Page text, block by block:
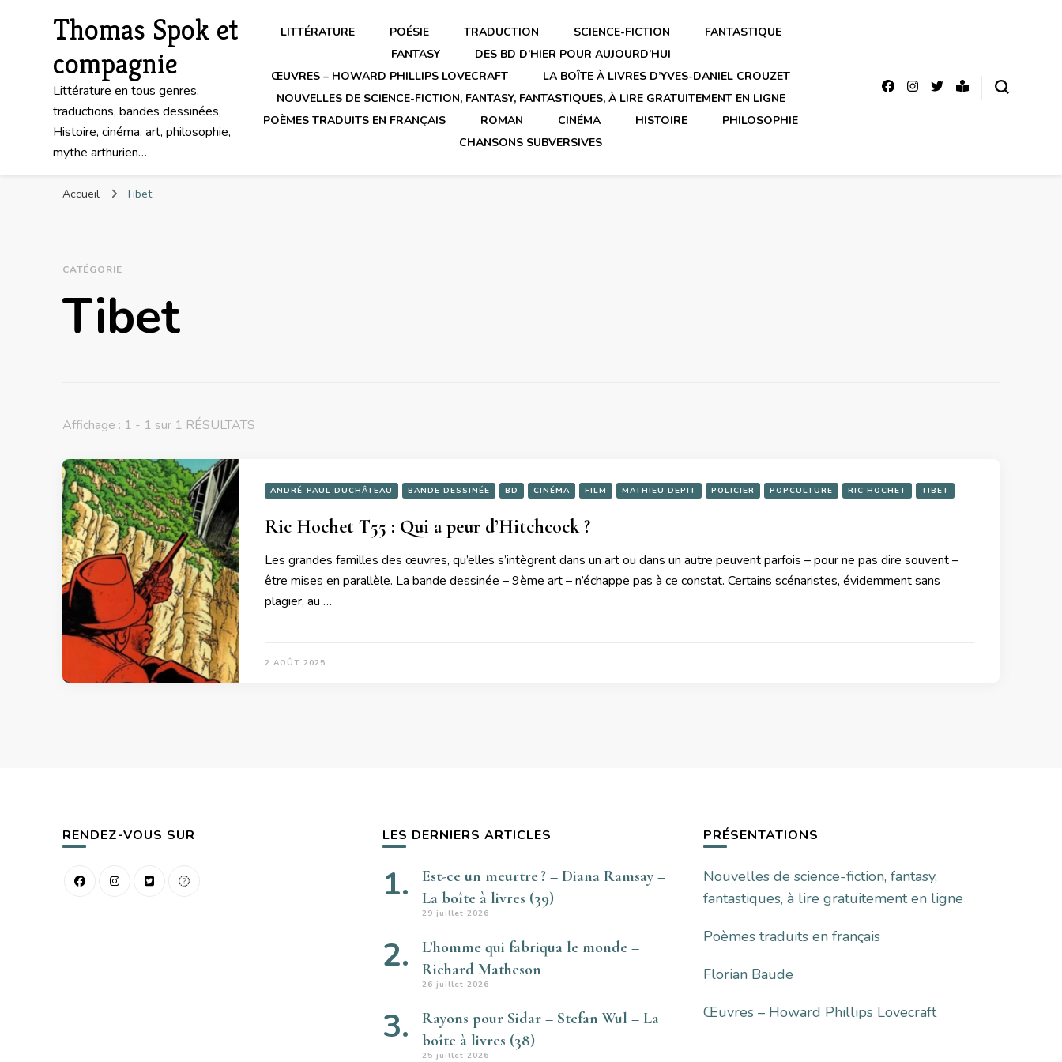
Thomas Spok et
compagnie
Littérature en tous genres,
traductions, bandes dessinées,
Histoire, cinéma, art, philosophie,
mythe arthurien…
LITTÉRATURE POÉSIE TRADUCTION SCIENCE-FICTION
FANTASTIQUE
FANTASY
DES BD D’HIER POUR AUJOURD’HUI
ŒUVRES – HOWARD PHILLIPS LOVECRAFT
LA BOÎTE À LIVRES D’YVES-DANIEL CROUZET
NOUVELLES DE SCIENCE-FICTION, FANTASY, FANTASTIQUES, À LIRE GRATUITEMENT EN LIGNE
POÈMES TRADUITS EN FRANÇAIS
ROMAN CINÉMA HISTOIRE
PHILOSOPHIE
CHANSONS SUBVERSIVES
Accueil Tibet
CATÉGORIE
Tibet
Affichage : 1 - 1 sur 1 RÉSULTATS
ANDRÉ-PAUL DUCHÂTEAU BANDE DESSINÉE BD CINÉMA FILM MATHIEU DEPIT POLICIER POPCULTURE RIC HOCHET TIBET
Ric Hochet T55 : Qui a peur d’Hitchcock ?
Les grandes familles des œuvres, qu’elles s’intègrent dans un art ou dans un autre peuvent parfois – pour ne pas dire souvent –
être mises en parallèle. La bande dessinée – 9ème art – n’échappe pas à ce constat. Certains scénaristes, évidemment sans
plagier, au …
2 AOÛT 2025
RENDEZ-VOUS SUR LES DERNIERS ARTICLES
Est-ce un meurtre ? – Diana Ramsay –
La boîte à livres (39)
29 juillet 2026
L’homme qui fabriqua le monde –
Richard Matheson
26 juillet 2026
Rayons pour Sidar – Stefan Wul – La
boîte à livres (38)
25 juillet 2026
PRÉSENTATIONS
Nouvelles de science-fiction, fantasy,
fantastiques, à lire gratuitement en ligne
Poèmes traduits en français
Florian Baude
Œuvres – Howard Phillips Lovecraft